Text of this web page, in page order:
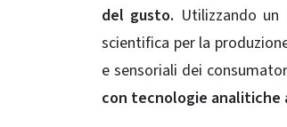
del gusto. Utilizzando
scientifica per la
e sensoriali dei
con tecnologie analitiche